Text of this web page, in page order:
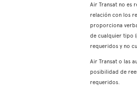
Air Transat no es
relación con los
proporciona
de cualquier tipo
requeridos y no
Air Transat o las
posibilidad de
requeridos.